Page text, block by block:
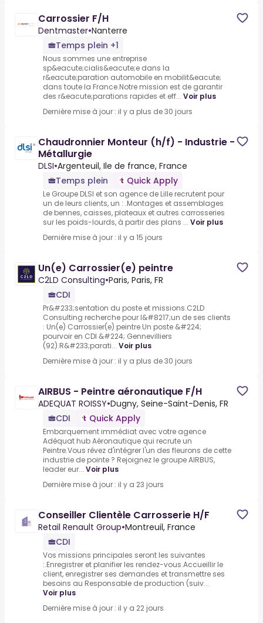
Carrossier F/H
Dentmaster•Nanterre
Temps plein +1
Nous sommes une entreprise
sp&eacute;cialis&eacute;e dans la
r&eacute;paration automobile en mobilit&eacute;
dans toute la France.Notre mission est de garantir
des r&eacute;parations rapides et eff... Voir plus
Dernière mise à jour : il y a plus de 30 jours
Chaudronnier Monteur (h/f) - Industrie -
Métallurgie
DLSI•Argenteuil, Ile de france, France
Temps plein
Quick Apply
Le Groupe DLSI et son agence de Lille recrutent pour
un de leurs clients, un : .Montages et assemblages
de bennes, caisses, plateaux et autres carrosseries
sur les poids-lourds, à partir des plans ... Voir plus
Dernière mise à jour : il y a 15 jours
Un(e) Carrossier(e) peintre
C2LD Consulting•Paris, Paris, FR
CDI
Pr&#233;sentation du poste et missions.C2LD
Consulting recherche pour l&#8217;un de ses clients
: Un(e) Carrossier(e) peintre.Un poste &#224;
pourvoir en CDI &#224; Gennevilliers
(92).R&#233;parati... Voir plus
Dernière mise à jour : il y a plus de 30 jours
AIRBUS - Peintre aéronautique F/H
ADEQUAT ROISSY•Dugny, Seine-Saint-Denis, FR
CDI
Quick Apply
Embarquement immédiat avec votre agence
Adéquat hub Aéronautique qui recrute un
Peintre.Vous rêvez d'intégrer l'un des fleurons de cette
industrie de pointe ? Rejoignez le groupe AIRBUS,
leader eur... Voir plus
Dernière mise à jour : il y a 23 jours
Conseiller Clientèle Carrosserie H/F
Retail Renault Group•Montreuil, France
CDI
Vos missions principales seront les suivantes
:.Enregistrer et planifier les rendez-vous.Accueillir le
client, enregistrer ses demandes et transmettre ses
besoins au Responsable de production (suiv...
Voir plus
Dernière mise à jour : il y a 22 jours